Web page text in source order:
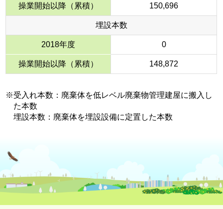
操業開始以降（累積） 150,696
埋設本数
2018年度 0
操業開始以降（累積） 148,872
※受入れ本数：廃棄体を低レベル廃棄物管理建屋に搬入し
た本数
埋設本数：廃棄体を埋設設備に定置した本数